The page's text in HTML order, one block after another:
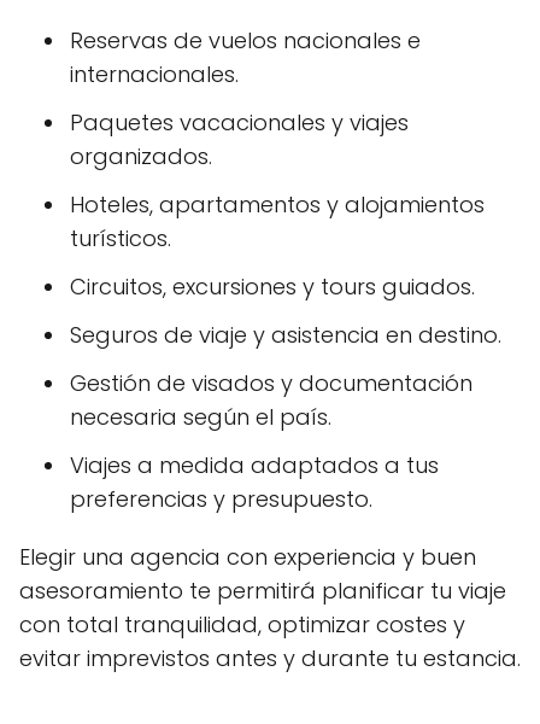
Reservas de vuelos nacionales e
internacionales.
Paquetes vacacionales y viajes
organizados.
Hoteles, apartamentos y alojamientos
turísticos.
Circuitos, excursiones y tours guiados.
Seguros de viaje y asistencia en destino.
Gestión de visados y documentación
necesaria según el país.
Viajes a medida adaptados a tus
preferencias y presupuesto.
Elegir una agencia con experiencia y buen
asesoramiento te permitirá planificar tu viaje
con total tranquilidad, optimizar costes y
evitar imprevistos antes y durante tu estancia.